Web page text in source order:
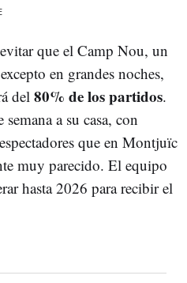
que el Camp Nou, un
en grandes noches,
del 80% de los partidos.
a su casa, con
que en Montjuïc
muy parecido. El equipo
hasta 2026 para recibir el